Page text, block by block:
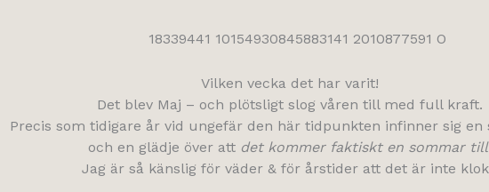
Vilken vecka det har varit!
Det blev Maj – och plötsligt slog våren till med full kraft.
Precis som tidigare år vid ungefär den här tidpunkten infinner sig en
och en glädje över att det kommer faktiskt en sommar
Jag är så känslig för väder & för årstider att det är inte